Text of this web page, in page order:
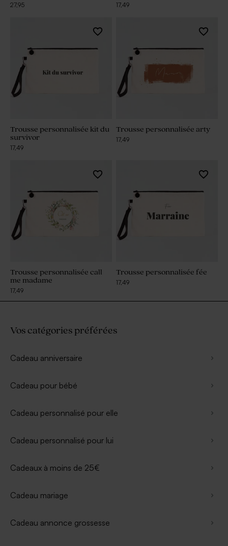
27,95 17,49
Trousse personnalisée kit du
survivor
17,49
Trousse personnalisée arty
17,49
Trousse personnalisée call
me madame
17,49
Trousse personnalisée fée
17,49
Vos catégories préférées
Cadeau anniversaire
Cadeau pour bébé
Cadeau personnalisé pour elle
Cadeau personnalisé pour lui
Cadeaux à moins de 25€
Cadeau mariage
Cadeau annonce grossesse